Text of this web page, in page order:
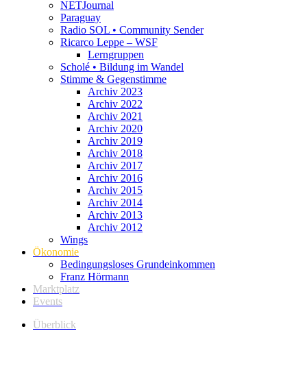
NETJournal
Paraguay
Radio SOL • Community Sender
Ricarco Leppe – WSF
Lerngruppen
Scholé • Bildung im Wandel
Stimme & Gegenstimme
Archiv 2023
Archiv 2022
Archiv 2021
Archiv 2020
Archiv 2019
Archiv 2018
Archiv 2017
Archiv 2016
Archiv 2015
Archiv 2014
Archiv 2013
Archiv 2012
Wings
Ökonomie
Bedingungsloses Grundeinkommen
Franz Hörmann
Marktplatz
Events
Überblick